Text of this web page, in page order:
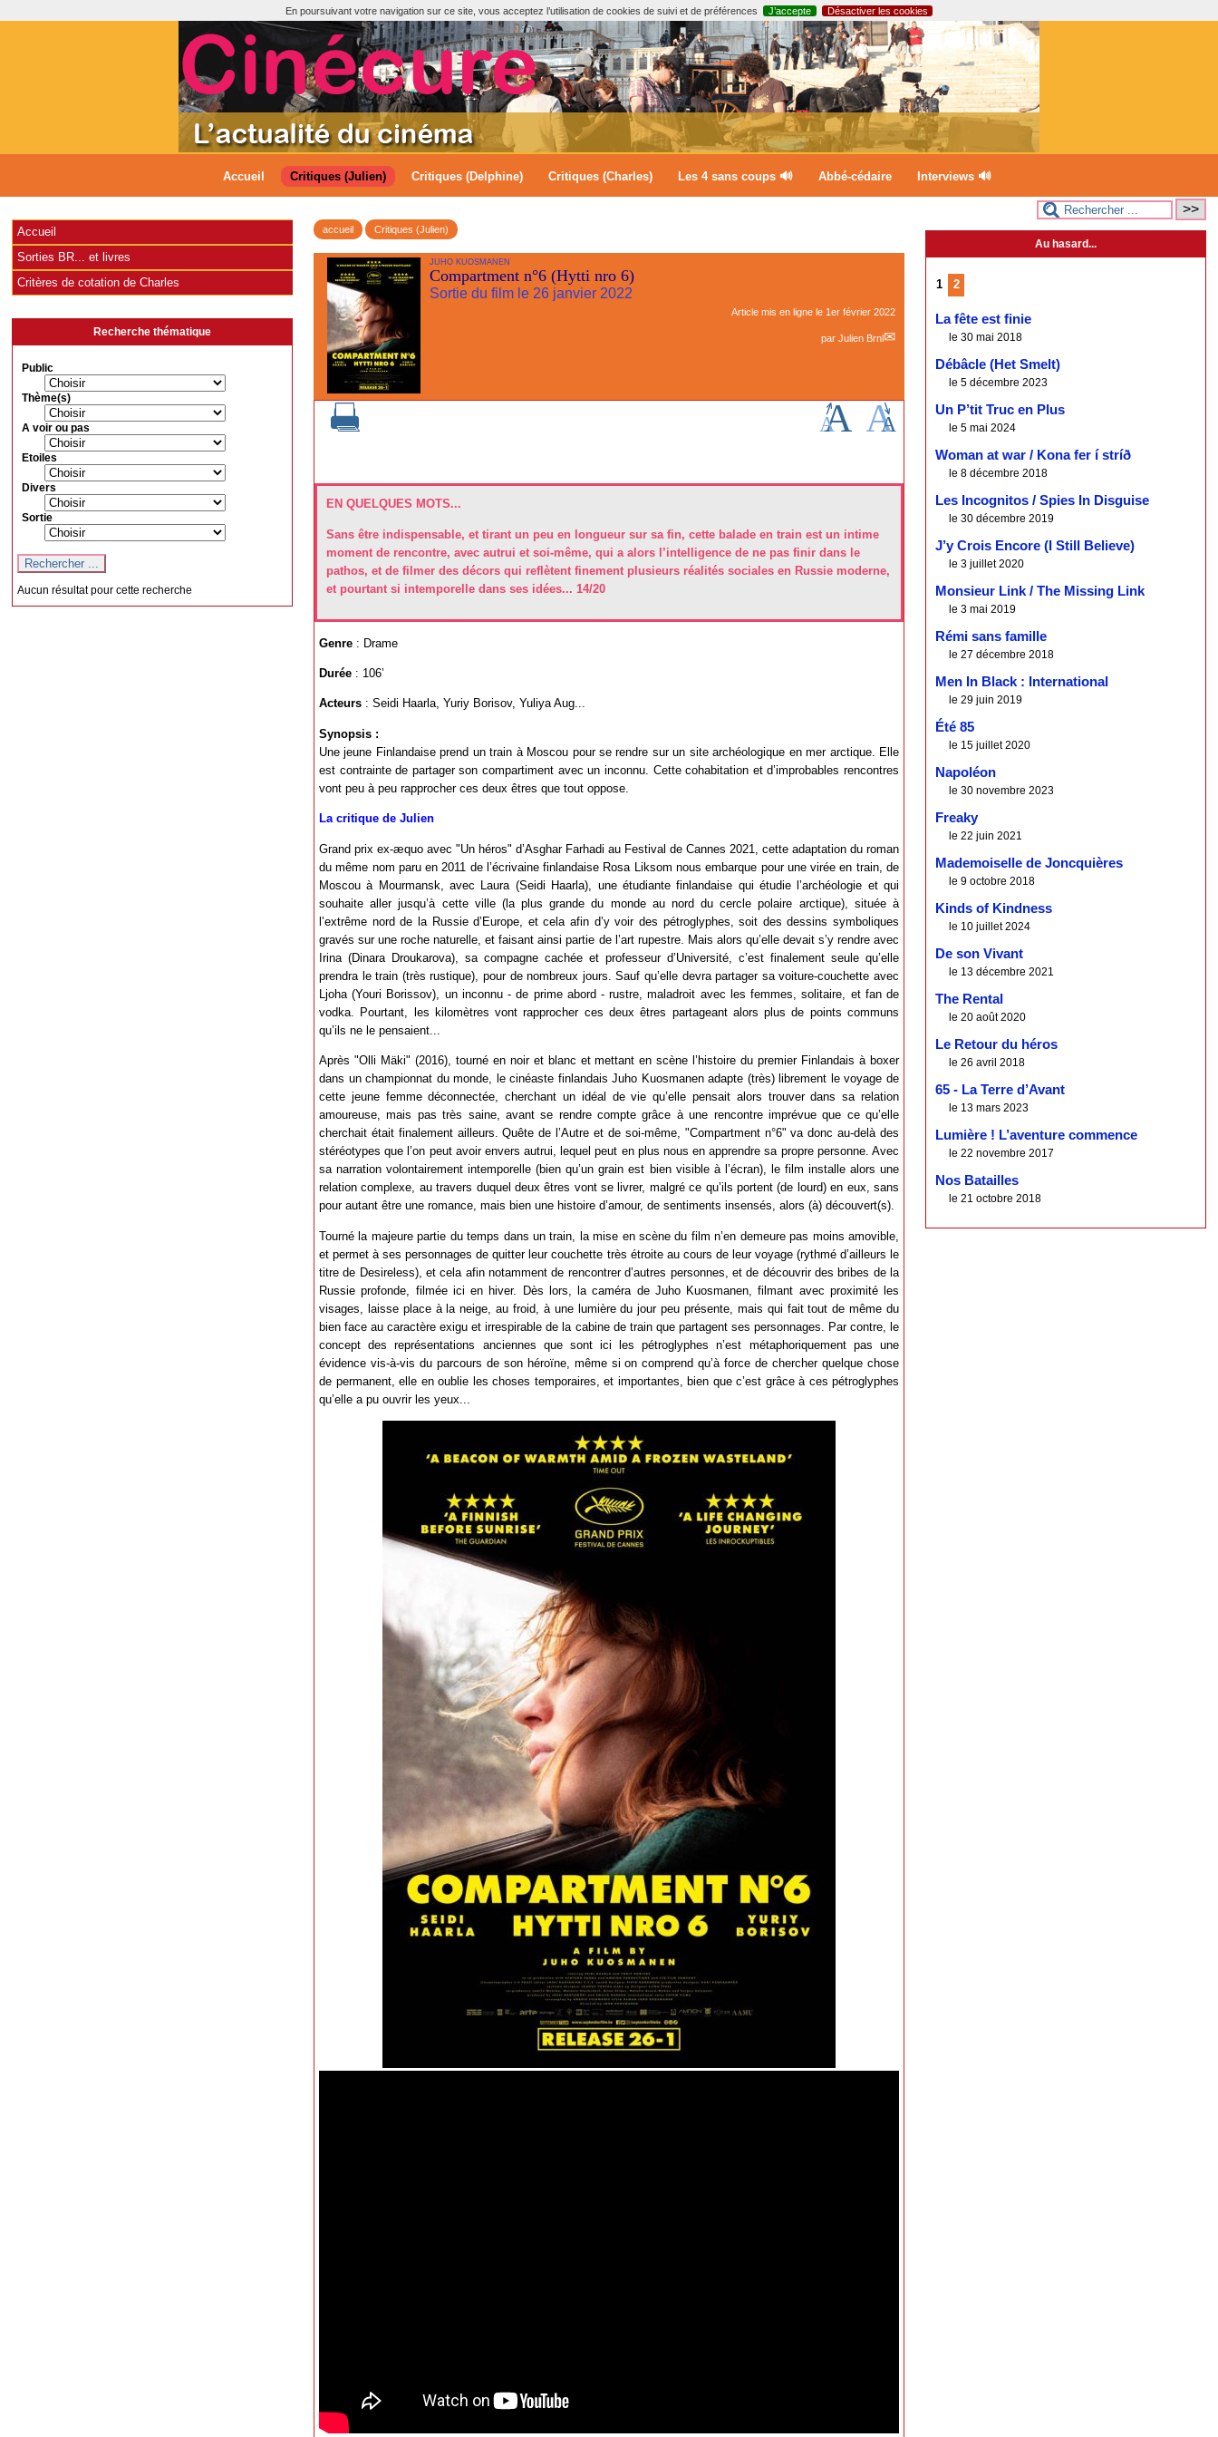
En poursuivant votre navigation sur ce site, vous acceptez l’utilisation de cookies de suivi et de préférences J’accepte Désactiver les cookies
Accueil Critiques (Julien) Critiques (Delphine) Critiques (Charles) Les 4 sans coups 🔊 Abbé-cédaire Interviews 🔊
accueil Critiques (Julien)
JUHO KUOSMANEN
Compartment n°6 (Hytti nro 6)
Sortie du film le 26 janvier 2022
Article mis en ligne le 1er février 2022
par Julien Brnl
EN QUELQUES MOTS...
Sans être indispensable, et tirant un peu en longueur sur sa fin, cette balade en train est un intime
moment de rencontre, avec autrui et soi-même, qui a alors l’intelligence de ne pas finir dans le
pathos, et de filmer des décors qui reflètent finement plusieurs réalités sociales en Russie moderne,
et pourtant si intemporelle dans ses idées... 14/20
Genre : Drame
Durée : 106’
Acteurs : Seidi Haarla, Yuriy Borisov, Yuliya Aug...
Synopsis :
Une jeune Finlandaise prend un train à Moscou pour se rendre sur un site archéologique en mer arctique. Elle
est contrainte de partager son compartiment avec un inconnu. Cette cohabitation et d’improbables rencontres
vont peu à peu rapprocher ces deux êtres que tout oppose.
La critique de Julien
Grand prix ex-æquo avec "Un héros" d’Asghar Farhadi au Festival de Cannes 2021, cette adaptation du roman
du même nom paru en 2011 de l’écrivaine finlandaise Rosa Liksom nous embarque pour une virée en train, de
Moscou à Mourmansk, avec Laura (Seidi Haarla), une étudiante finlandaise qui étudie l’archéologie et qui
souhaite aller jusqu’à cette ville (la plus grande du monde au nord du cercle polaire arctique), située à
l’extrême nord de la Russie d’Europe, et cela afin d’y voir des pétroglyphes, soit des dessins symboliques
gravés sur une roche naturelle, et faisant ainsi partie de l’art rupestre. Mais alors qu’elle devait s’y rendre avec
Irina (Dinara Droukarova), sa compagne cachée et professeur d’Université, c’est finalement seule qu’elle
prendra le train (très rustique), pour de nombreux jours. Sauf qu’elle devra partager sa voiture-couchette avec
Ljoha (Youri Borissov), un inconnu - de prime abord - rustre, maladroit avec les femmes, solitaire, et fan de
vodka. Pourtant, les kilomètres vont rapprocher ces deux êtres partageant alors plus de points communs
qu’ils ne le pensaient...
Après "Olli Mäki" (2016), tourné en noir et blanc et mettant en scène l’histoire du premier Finlandais à boxer
dans un championnat du monde, le cinéaste finlandais Juho Kuosmanen adapte (très) librement le voyage de
cette jeune femme déconnectée, cherchant un idéal de vie qu’elle pensait alors trouver dans sa relation
amoureuse, mais pas très saine, avant se rendre compte grâce à une rencontre imprévue que ce qu’elle
cherchait était finalement ailleurs. Quête de l’Autre et de soi-même, "Compartment n°6" va donc au-delà des
stéréotypes que l’on peut avoir envers autrui, lequel peut en plus nous en apprendre sa propre personne. Avec
sa narration volontairement intemporelle (bien qu’un grain est bien visible à l’écran), le film installe alors une
relation complexe, au travers duquel deux êtres vont se livrer, malgré ce qu’ils portent (de lourd) en eux, sans
pour autant être une romance, mais bien une histoire d’amour, de sentiments insensés, alors (à) découvert(s).
Tourné la majeure partie du temps dans un train, la mise en scène du film n’en demeure pas moins amovible,
et permet à ses personnages de quitter leur couchette très étroite au cours de leur voyage (rythmé d’ailleurs le
titre de Desireless), et cela afin notamment de rencontrer d’autres personnes, et de découvrir des bribes de la
Russie profonde, filmée ici en hiver. Dès lors, la caméra de Juho Kuosmanen, filmant avec proximité les
visages, laisse place à la neige, au froid, à une lumière du jour peu présente, mais qui fait tout de même du
bien face au caractère exigu et irrespirable de la cabine de train que partagent ses personnages. Par contre, le
concept des représentations anciennes que sont ici les pétroglyphes n’est métaphoriquement pas une
évidence vis-à-vis du parcours de son héroïne, même si on comprend qu’à force de chercher quelque chose
de permanent, elle en oublie les choses temporaires, et importantes, bien que c’est grâce à ces pétroglyphes
qu’elle a pu ouvrir les yeux...
Accueil
Sorties BR... et livres
Critères de cotation de Charles
Recherche thématique
Public
Thème(s)
A voir ou pas
Etoiles
Divers
Sortie
Aucun résultat pour cette recherche
Au hasard...
1 2
La fête est finie
le 30 mai 2018
Débâcle (Het Smelt)
le 5 décembre 2023
Un P’tit Truc en Plus
le 5 mai 2024
Woman at war / Kona fer í stríð
le 8 décembre 2018
Les Incognitos / Spies In Disguise
le 30 décembre 2019
J’y Crois Encore (I Still Believe)
le 3 juillet 2020
Monsieur Link / The Missing Link
le 3 mai 2019
Rémi sans famille
le 27 décembre 2018
Men In Black : International
le 29 juin 2019
Été 85
le 15 juillet 2020
Napoléon
le 30 novembre 2023
Freaky
le 22 juin 2021
Mademoiselle de Joncquières
le 9 octobre 2018
Kinds of Kindness
le 10 juillet 2024
De son Vivant
le 13 décembre 2021
The Rental
le 20 août 2020
Le Retour du héros
le 26 avril 2018
65 - La Terre d’Avant
le 13 mars 2023
Lumière ! L’aventure commence
le 22 novembre 2017
Nos Batailles
le 21 octobre 2018